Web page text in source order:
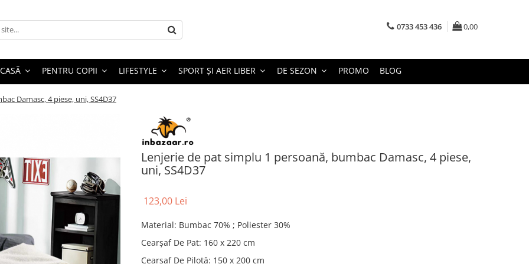
0733 453 436 0,00
PENTRU COPII LIFESTYLE SPORT ȘI AER LIBER DE SEZON PROMO BLOG
Damasc, 4 piese, uni, SS4D37
Lenjerie de pat simplu 1 persoană, bumbac Damasc, 4 piese,
uni, SS4D37
123,00 Lei
Material: Bumbac 70% ; Poliester 30%
Cearșaf De Pat: 160 x 220 cm
Cearșaf De Pilotă: 150 x 200 cm